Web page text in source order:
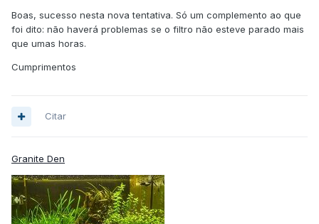
Boas, sucesso nesta nova tentativa. Só um complemento ao que
foi dito: não haverá problemas se o filtro não esteve parado mais
que umas horas.
Cumprimentos
Citar
Granite Den